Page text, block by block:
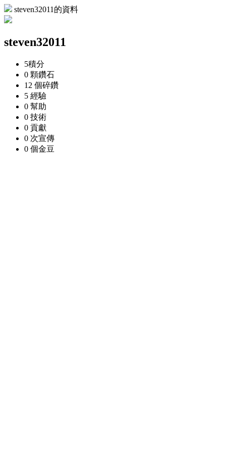
steven32011的資料
steven32011
5積分
0 顆鑽石
12 個碎鑽
5 經驗
0 幫助
0 技術
0 貢獻
0 次宣傳
0 個金豆